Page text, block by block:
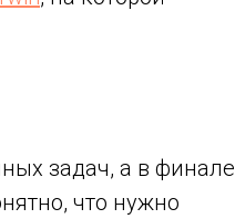
задач, а в финале
что нужно